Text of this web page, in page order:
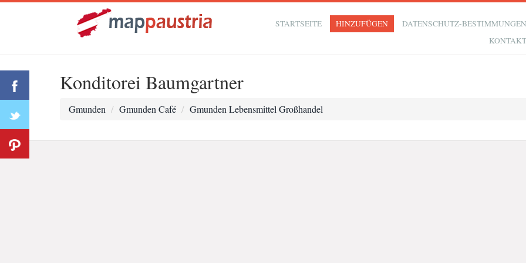
STARTSEITE HINZUFÜGEN
DATENSCHUTZ-
Konditorei Baumgartner
Gmunden Gmunden Café Gmunden Lebensmittel Großhandel